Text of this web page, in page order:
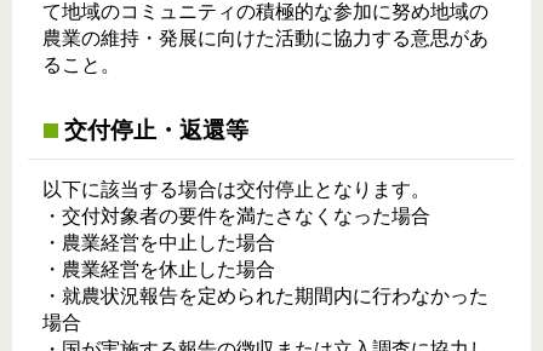
て地域のコミュニティの積極的な参加に努め地域の
農業の維持・発展に向けた活動に協力する意思があ
ること。
交付停止・返還等
以下に該当する場合は交付停止となります。
・交付対象者の要件を満たさなくなった場合
・農業経営を中止した場合
・農業経営を休止した場合
・就農状況報告を定められた期間内に行わなかった
場合